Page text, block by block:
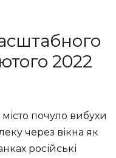
2022
почуло вибухи
через вікна як
російські